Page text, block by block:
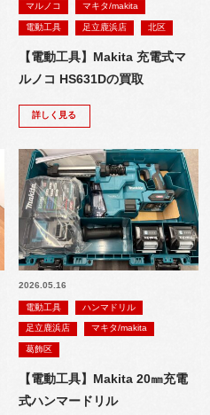
マルノコ マキタ/makita
電動工具 足立鹿浜店 北区
【電動工具】Makita 充電式マ
ルノコ HS631Dの買取
詳しく見る
2026.05.16
電動工具 ハンマドリル
足立鹿浜店 マキタ/makita
葛飾区
【電動工具】Makita 20㎜充電
式ハンマードリル